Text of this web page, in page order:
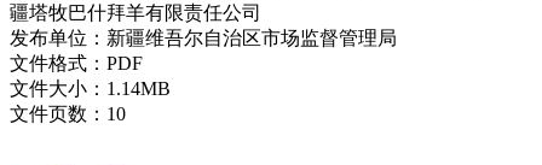
疆塔牧巴什拜羊有限责任公司
发布单位： 新疆维吾尔自治区市场监督管理局
文件格式： PDF
文件大小： 1.14MB
文件页数： 10